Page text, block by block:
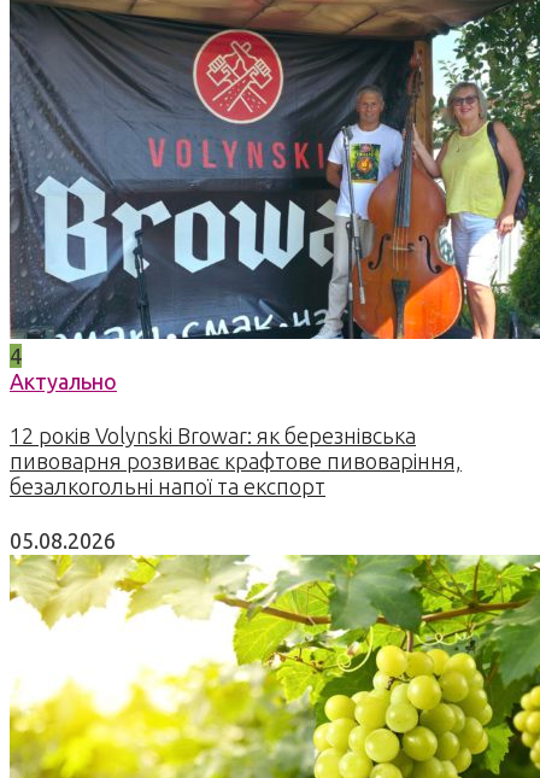
4
Актуально
12 років Volynski Browar: як березнівська
пивоварня розвиває крафтове пивоваріння,
безалкогольні напої та експорт
05.08.2026